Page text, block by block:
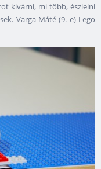
kivárni, mi több, észlelni
Varga Máté (9. e) Lego